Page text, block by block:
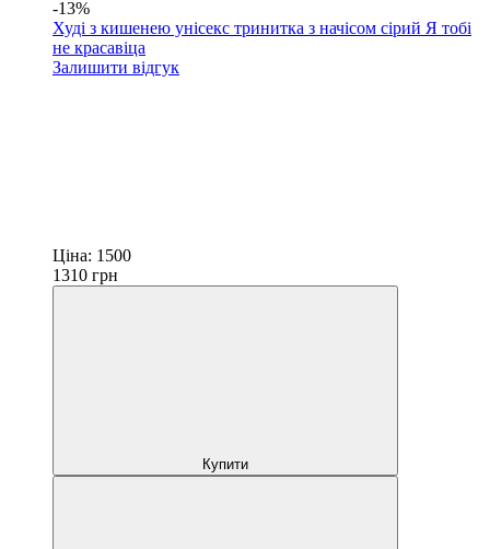
-13%
Худі з кишенею унісекс тринитка з начісом сірий Я тобі
не красавіца
Залишити відгук
Ціна: 1500
1310 грн
Купити